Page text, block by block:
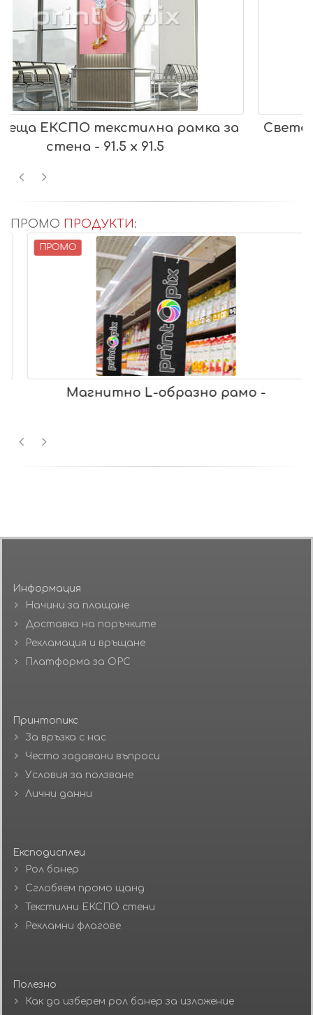
Светеща ЕКСПО текстилна рамка за
стена - 91.5 х 91.5
ПРОМО ПРОДУКТИ:
ПРОМО
Магнитно L-образно рамо -
Информация
Начини за плащане
Доставка на поръчките
Рекламация и връщане
Платформа за ОРС
Принтопикс
За връзка с нас
Често задавани въпроси
Условия за ползване
Лични данни
Експодисплеи
Рол банер
Сглобяем промо щанд
Текстилни ЕКСПО стени
Рекламни флагове
Полезно
Как да изберем рол банер за изложение